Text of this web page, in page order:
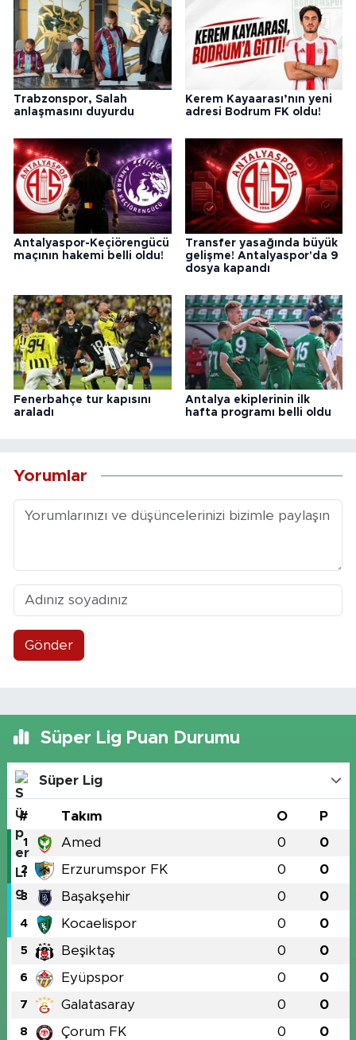
Trabzonspor, Salah
anlaşmasını duyurdu
Kerem Kayaarası’nın yeni
adresi Bodrum FK oldu!
Antalyaspor-Keçiörengücü
maçının hakemi belli oldu!
Transfer yasağında büyük
gelişme! Antalyaspor'da 9
dosya kapandı
Fenerbahçe tur kapısını
araladı
Antalya ekiplerinin ilk
hafta programı belli oldu
Yorumlar
Gönder
Süper Lig Puan Durumu
Süper Lig
# Takım O P
1 Amed 0 0
2 Erzurumspor FK 0 0
3 Başakşehir 0 0
4 Kocaelispor 0 0
5 Beşiktaş 0 0
6 Eyüpspor 0 0
7 Galatasaray 0 0
8 Çorum FK 0 0